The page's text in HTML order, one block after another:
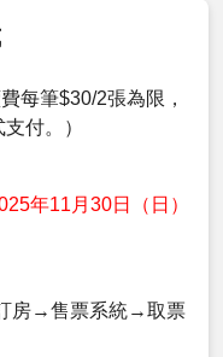
每筆$30/2張為限，
付。）
年11月30日（日）
房→售票系統→取票